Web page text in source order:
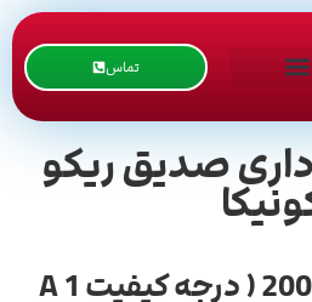
تماس
صدیق ریکو
بلید درام ریکو 2000 ( درجه کیفیت A 1